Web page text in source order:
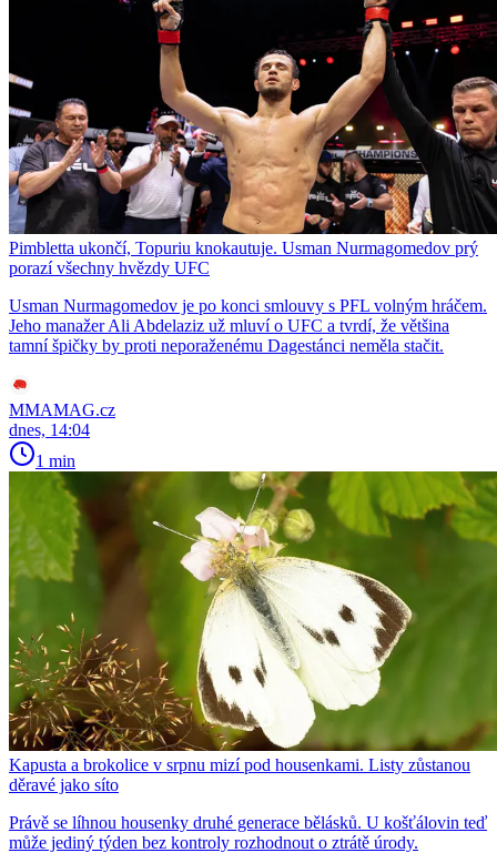
Pimbletta ukončí, Topuriu knokautuje. Usman Nurmagomedov prý
porazí všechny hvězdy UFC
Usman Nurmagomedov je po konci smlouvy s PFL volným hráčem.
Jeho manažer Ali Abdelaziz už mluví o UFC a tvrdí, že většina
tamní špičky by proti neporaženému Dagestánci neměla stačit.
MMAMAG.cz
dnes, 14:04
1 min
Kapusta a brokolice v srpnu mizí pod housenkami. Listy zůstanou
děravé jako síto
Právě se líhnou housenky druhé generace bělásků. U košťálovin teď
může jediný týden bez kontroly rozhodnout o ztrátě úrody.